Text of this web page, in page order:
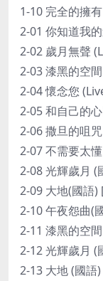
1-10 完全的擁
2-01 你知道我
2-02 歲月無
2-03 漆黑的空
2-04 懷念您
2-05 和自己的
2-06 撒旦的咀
2-07 不需要太
2-08 光輝歲月
2-09 大地(國
2-10 午夜怨曲
2-11 漆黑的
2-12 光輝歲
2-13 大地 (國